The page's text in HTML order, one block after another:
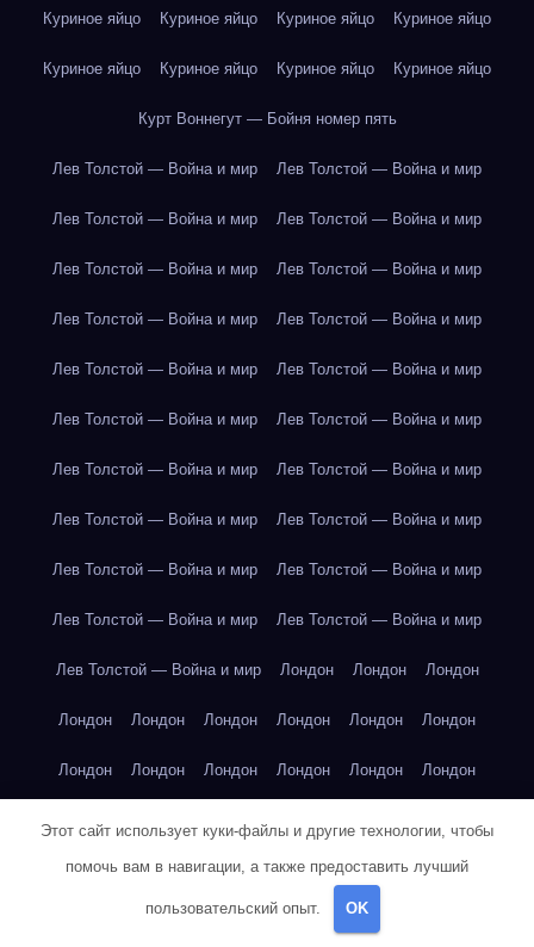
Куриное яйцо Куриное яйцо Куриное яйцо Куриное яйцо
Куриное яйцо Куриное яйцо Куриное яйцо Куриное яйцо
Курт Воннегут — Бойня номер пять
Лев Толстой — Война и мир Лев Толстой — Война и мир
Лев Толстой — Война и мир Лев Толстой — Война и мир
Лев Толстой — Война и мир Лев Толстой — Война и мир
Лев Толстой — Война и мир Лев Толстой — Война и мир
Лев Толстой — Война и мир Лев Толстой — Война и мир
Лев Толстой — Война и мир Лев Толстой — Война и мир
Лев Толстой — Война и мир Лев Толстой — Война и мир
Лев Толстой — Война и мир Лев Толстой — Война и мир
Лев Толстой — Война и мир Лев Толстой — Война и мир
Лев Толстой — Война и мир Лев Толстой — Война и мир
Лев Толстой — Война и мир Лондон Лондон Лондон
Лондон Лондон Лондон Лондон Лондон Лондон
Лондон Лондон Лондон Лондон Лондон Лондон
Лондон Лондон
Лондон Лондон Лондон Лондон Лос-Анджелес
Этот сайт использует куки-файлы и другие технологии, чтобы
помочь вам в навигации, а также предоставить лучший
пользовательский опыт. OK